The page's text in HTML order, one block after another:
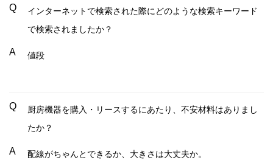
Q
インターネットで検索された際にどのような検索キーワード
で検索されましたか？
A 値段
Q
厨房機器を購入・リースするにあたり、不安材料はありまし
たか？
A 配線がちゃんとできるか、大きさは大丈夫か。